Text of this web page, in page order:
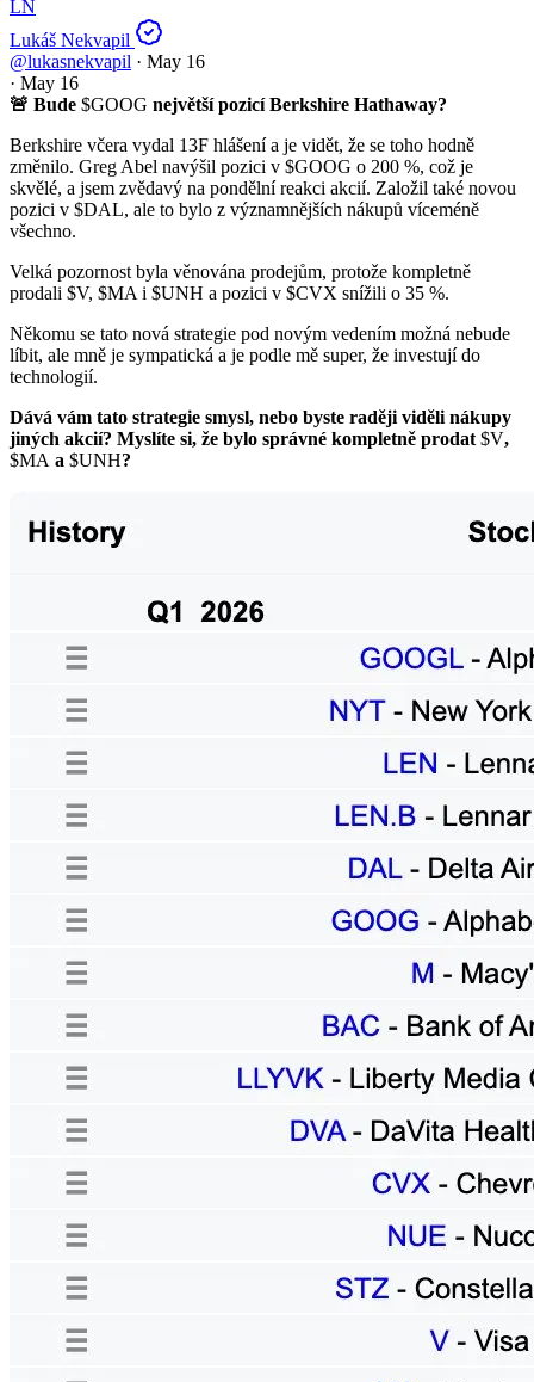
LN
Lukáš Nekvapil
@lukasnekvapil · May 16
· May 16
🚨 Bude $GOOG největší pozicí Berkshire Hathaway?
Berkshire včera vydal 13F hlášení a je vidět, že se toho hodně
změnilo. Greg Abel navýšil pozici v $GOOG o 200 %, což je
skvělé, a jsem zvědavý na pondělní reakci akcií. Založil také novou
pozici v $DAL, ale to bylo z významnějších nákupů víceméně
všechno.
Velká pozornost byla věnována prodejům, protože kompletně
prodali $V, $MA i $UNH a pozici v $CVX snížili o 35 %.
Někomu se tato nová strategie pod novým vedením možná nebude
líbit, ale mně je sympatická a je podle mě super, že investují do
technologií.
Dává vám tato strategie smysl, nebo byste raději viděli nákupy
jiných akcií? Myslíte si, že bylo správné kompletně prodat $V,
$MA a $UNH?